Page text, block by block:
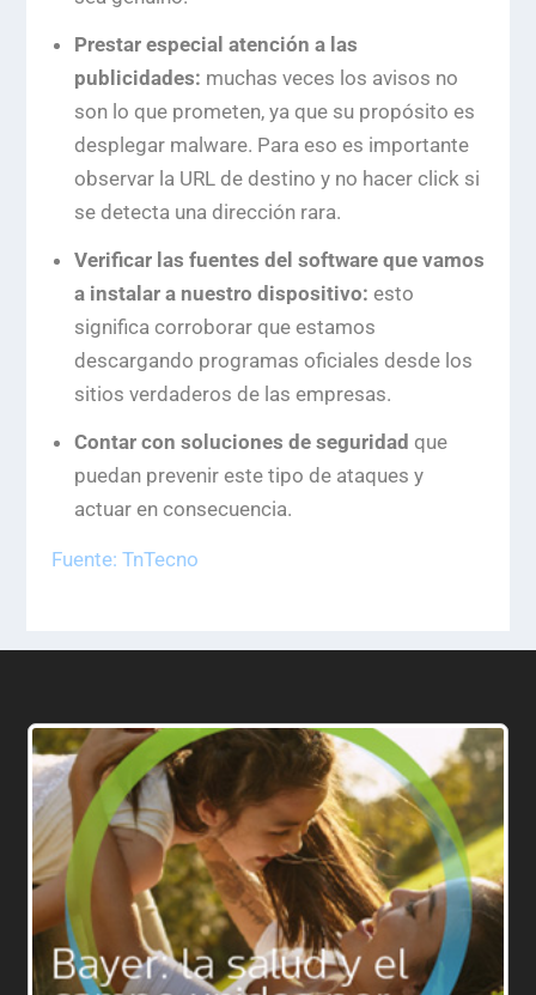
Prestar especial atención a las
publicidades: muchas veces los avisos no
son lo que prometen, ya que su propósito es
desplegar malware. Para eso es importante
observar la URL de destino y no hacer click si
se detecta una dirección rara.
Verificar las fuentes del software que vamos
a instalar a nuestro dispositivo: esto
significa corroborar que estamos
descargando programas oficiales desde los
sitios verdaderos de las empresas.
Contar con soluciones de seguridad que
puedan prevenir este tipo de ataques y
actuar en consecuencia.
Fuente: TnTecno